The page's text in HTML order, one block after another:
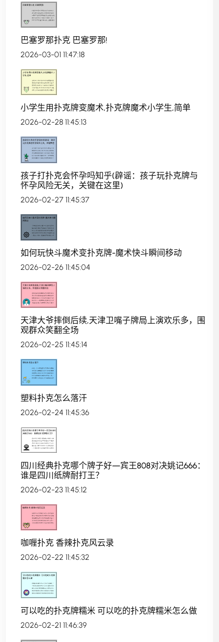
巴塞罗那扑克 巴塞罗那!
2026-03-01 11:47:18
小学生用扑克牌变魔术,扑克牌魔术小学生,简单
2026-02-28 11:45:13
孩子打扑克会怀孕吗知乎(辟谣：孩子玩扑克牌与
怀孕风险无关，关键在这里)
2026-02-27 11:45:37
如何玩快斗魔术变扑克牌-魔术快斗瞬间移动
2026-02-26 11:45:04
天津大爷摔倒后续,天津卫嘴子牌局上演欢乐多，围
观群众笑翻全场
2026-02-25 11:45:14
塑料扑克怎么落汗
2026-02-24 11:45:36
四川经典扑克哪个牌子好—宾王808对决姚记666：
谁是四川纸牌耐打王？
2026-02-23 11:45:12
咖喱扑克 香辣扑克风云录
2026-02-22 11:45:32
可以吃的扑克牌糯米 可以吃的扑克牌糯米怎么做
2026-02-21 11:46:39